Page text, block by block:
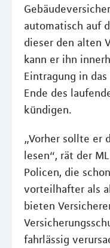
automatisch auf
dieser den alten
kann er ihn
Eintragung in
Ende des
kündigen.
„Vorher sollte er
lesen“, rät der
Policen, die
vorteilhafter als
bieten
fahrlässig